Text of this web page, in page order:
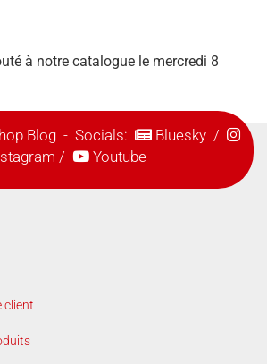
à notre catalogue le mercredi 8
Blog- Socials: Bluesky/
/ Youtube
client